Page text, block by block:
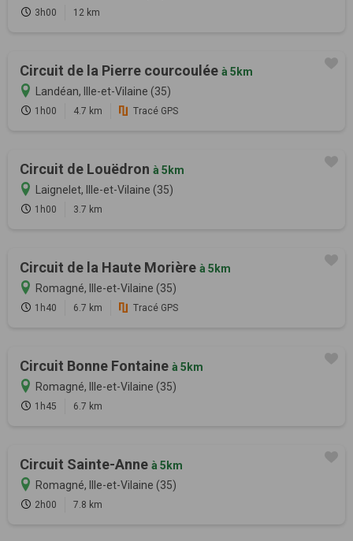
3h00 12 km
Circuit de la Pierre courcoulée à 5km
Landéan, Ille-et-Vilaine (35)
1h00 4.7 km Tracé GPS
Circuit de Louëdron à 5km
Laignelet, Ille-et-Vilaine (35)
1h00 3.7 km
Circuit de la Haute Morière à 5km
Romagné, Ille-et-Vilaine (35)
1h40 6.7 km Tracé GPS
Circuit Bonne Fontaine à 5km
Romagné, Ille-et-Vilaine (35)
1h45 6.7 km
Circuit Sainte-Anne à 5km
Romagné, Ille-et-Vilaine (35)
2h00 7.8 km